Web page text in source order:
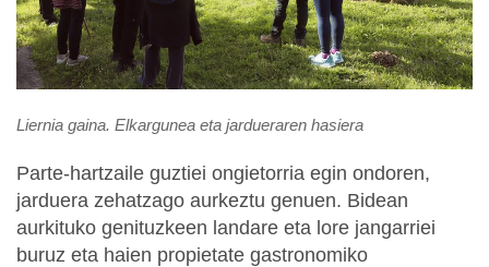
Liernia gaina. Elkargunea eta jardueraren hasiera
Parte-hartzaile guztiei ongietorria egin ondoren,
jarduera zehatzago aurkeztu genuen. Bidean
aurkituko genituzkeen landare eta lore jangarriei
buruz eta haien propietate gastronomiko